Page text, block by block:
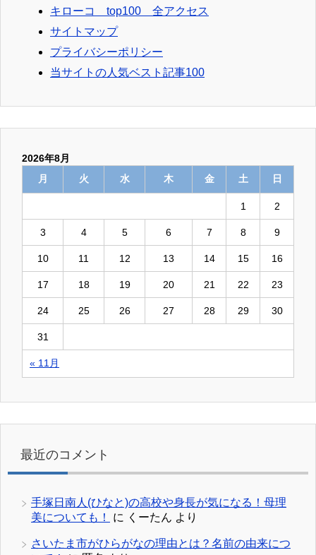
キローコ top100 全アクセス
サイトマップ
プライバシーポリシー
当サイトの人気ベスト記事100
2026年8月
月
火 水 木 金 土 日
« 11月
1 2
3 4 5 6 7 8 9
10 11 12 13 14 15 16
17 18 19 20 21 22 23
24 25 26 27 28 29 30
31
最近のコメント
手塚日南人(ひなと)の高校や身長が気になる！母理
美についても！
に くーたん より
さいたま市がひらがなの理由とは？名前の由来につ